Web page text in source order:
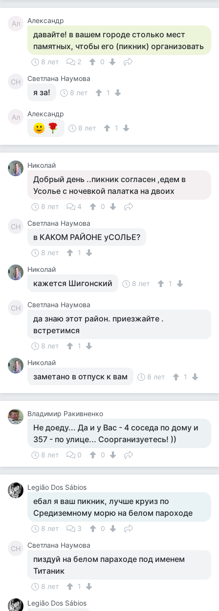
Ал Александр
давайте! в вашем городе столько мест
памятных, чтобы его (пикник) организовать
8 лет 2 0
СН Светлана Наумова
я за! 8 лет 1
Ал
Александр
8 лет
1
Николай
Добрый день ..пикник согласен ,едем в
Усолье с ночевкой палатка на двоих
8 лет 4 0
СН Светлана Наумова
в КАКОМ РАЙОНЕ уСОЛЬЕ?
8 лет
1
Николай
кажется Шигонский 8 лет 1
СН Светлана Наумова
да знаю этот район. приезжайте .
встретимся
8 лет
1
Николай
заметано в отпуск к вам 8 лет 1
Владимир Ракивненко
Не доеду... Да и у Вас - 4 соседа по дому и
357 - по улице... Соорганизуетесь! ))
8 лет 0 0
Legião Dos Sábios
ебал я ваш пикник, лучше круиз по
Средиземному морю на белом пароходе
8 лет 3 0
СН Светлана Наумова
пиздуй на белом параходе под именем
Титаник
8 лет
1
Legião Dos Sábios